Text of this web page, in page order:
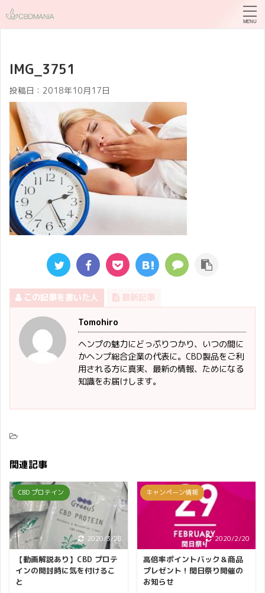
IMG_3751
投稿日： 2018年10月17日
この記事を書いた人 最新記事
Tomohiro
ヘンプの魅力にどっぷりつかり、いつの間に
かヘンプ総合企業の代表に。CBD製品をご利
用される方に真実、最新の情報、ためになる
知識をお届けします。
関連記事
CBD プロテイン
2020/3/28
【動画解説あり】CBD プロテ
インの開封時に気を付けるこ
と
キャンペーン情報
2020/2/20
高倍率ポイントバック＆商品
プレゼント！閏日祭り開催の
お知らせ